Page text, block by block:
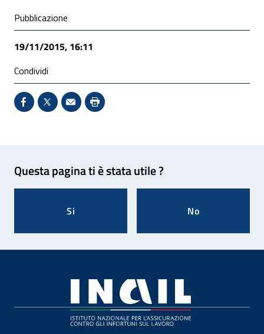
Condivisione social
Pubblicazione
19/11/2015, 16:11
Condividi
Condividi su Facebook - Sito esterno - Apertura in
X - Sito esterno - Apertura in nuova finestra
Invio Mail: apre il programma di posta
Stampa pagina: scelta meno
Questa pagina ti è stata utile ?
Si No